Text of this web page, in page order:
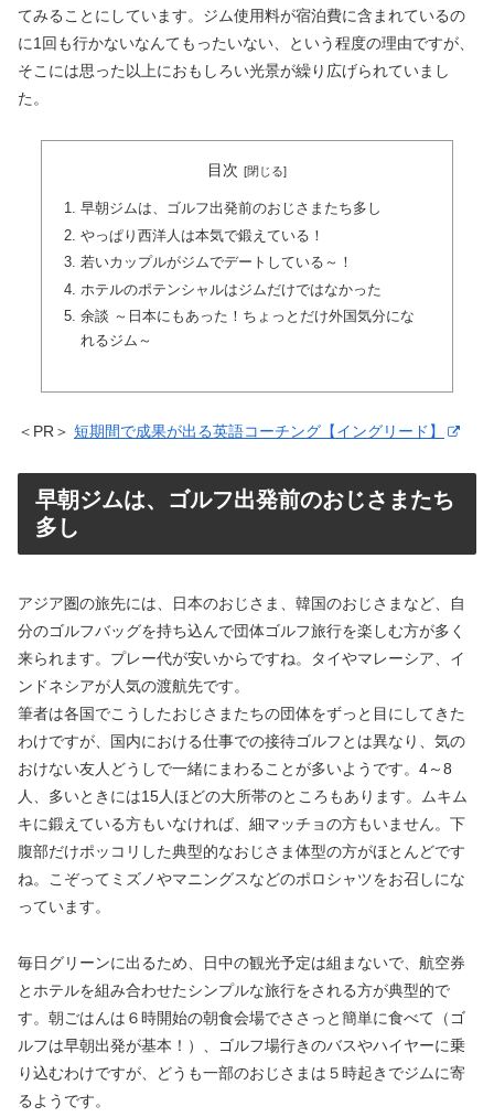
てみることにしています。ジム使用料が宿泊費に含まれているの
に1回も行かないなんてもったいない、という程度の理由ですが、
そこには思った以上におもしろい光景が繰り広げられていまし
た。
目次
早朝ジムは、ゴルフ出発前のおじさまたち多し
やっぱり西洋人は本気で鍛えている！
若いカップルがジムでデートしている～！
ホテルのポテンシャルはジムだけではなかった
余談 ～日本にもあった！ちょっとだけ外国気分にな
れるジム～
＜PR＞ 短期間で成果が出る英語コーチング【イングリード】
早朝ジムは、ゴルフ出発前のおじさまたち
多し
アジア圏の旅先には、日本のおじさま、韓国のおじさまなど、自
分のゴルフバッグを持ち込んで団体ゴルフ旅行を楽しむ方が多く
来られます。プレー代が安いからですね。タイやマレーシア、イ
ンドネシアが人気の渡航先です。
筆者は各国でこうしたおじさまたちの団体をずっと目にしてきた
わけですが、国内における仕事での接待ゴルフとは異なり、気の
おけない友人どうしで一緒にまわることが多いようです。4～8
人、多いときには15人ほどの大所帯のところもあります。ムキム
キに鍛えている方もいなければ、細マッチョの方もいません。下
腹部だけポッコリした典型的なおじさま体型の方がほとんどです
ね。こぞってミズノやマニングスなどのポロシャツをお召しにな
っています。
毎日グリーンに出るため、日中の観光予定は組まないで、航空券
とホテルを組み合わせたシンプルな旅行をされる方が典型的で
す。朝ごはんは６時開始の朝食会場でささっと簡単に食べて（ゴ
ルフは早朝出発が基本！）、ゴルフ場行きのバスやハイヤーに乗
り込むわけですが、どうも一部のおじさまは５時起きでジムに寄
るようです。